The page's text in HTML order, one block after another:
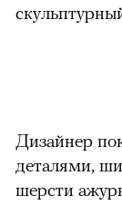
Дизайнер
деталями,
шерсти